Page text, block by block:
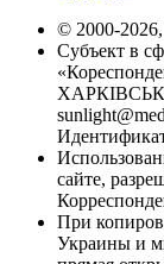
© 2000-
Субъект в
сайте,
При
Украины и